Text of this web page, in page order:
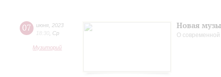
07 июня 2023
18:30 Ср
Музиторий
Новая
О